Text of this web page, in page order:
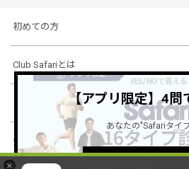
×
初めての方
Club Safariとは
ショッピングガイド
会社概要・規約
【アプリ限定】4問
あなたの"Safariタイ
詳しくはこちら